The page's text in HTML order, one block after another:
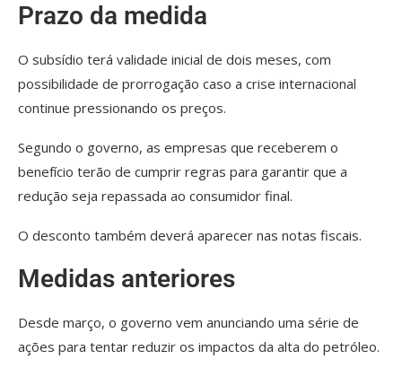
Prazo da medida
O subsídio terá validade inicial de dois meses, com
possibilidade de prorrogação caso a crise internacional
continue pressionando os preços.
Segundo o governo, as empresas que receberem o
benefício terão de cumprir regras para garantir que a
redução seja repassada ao consumidor final.
O desconto também deverá aparecer nas notas fiscais.
Medidas anteriores
Desde março, o governo vem anunciando uma série de
ações para tentar reduzir os impactos da alta do petróleo.